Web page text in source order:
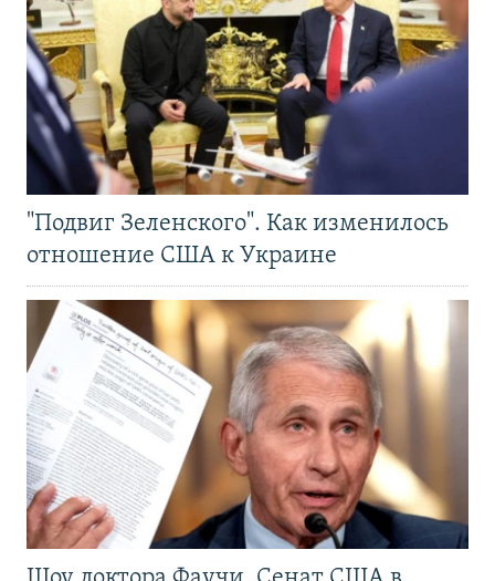
"Подвиг Зеленского". Как изменилось
отношение США к Украине